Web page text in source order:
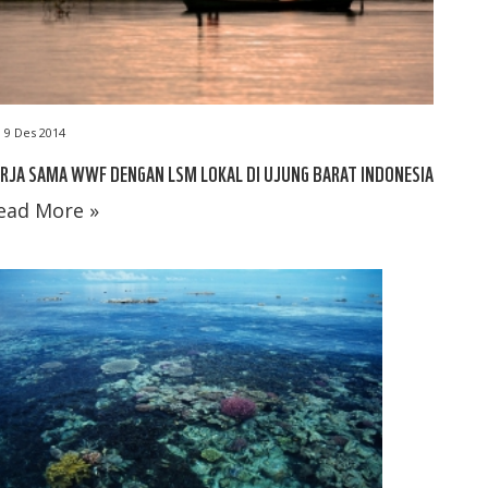
9 Des 2014
SAMA WWF DENGAN LSM LOKAL DI UJUNG BARAT INDONESIA
More »